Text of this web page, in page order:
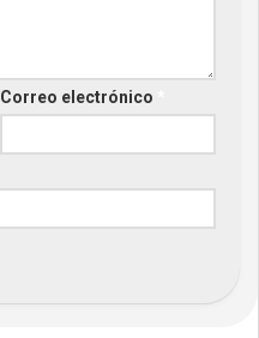
Correo electrónico